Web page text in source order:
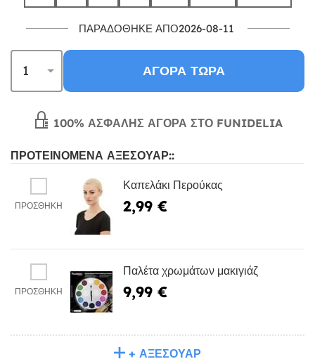
ΠΑΡΑΔΌΘΗΚΕ ΑΠΌ2026-08-11
ΑΓΟΡΆ ΤΏΡΑ
100% ΑΣΦΑΛΉΣ ΑΓΟΡΆ ΣΤΟ FUNIDELIA
ΠΡΟΤΕΙΝΌΜΕΝΑ ΑΞΕΣΟΥΆΡ::
ΠΡΟΣΘΉΚΗ
Καπελάκι Περούκας
2,99 €
ΠΡΟΣΘΉΚΗ
Παλέτα χρωμάτων μακιγιάζ
9,99 €
+ ΑΞΕΣΟΥΆΡ